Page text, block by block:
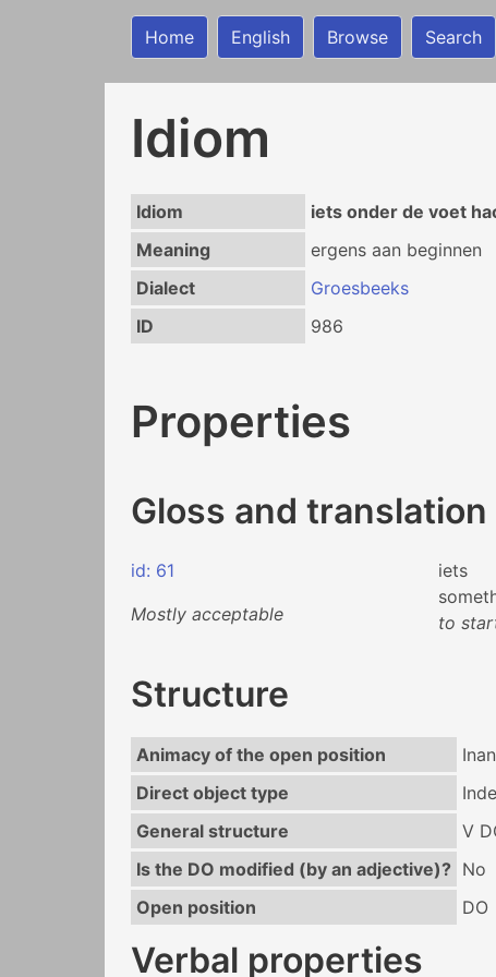
Home English Browse Search
Idiom
Idiom
iets onder de voet
Meaning
ergens aan beginnen
Dialect
Groesbeeks
ID
986
Properties
Gloss and translation
id: 61
Mostly acceptable
iets
to
Structure
Animacy of the open position
Direct object type
General structure
V
Is the DO modified (by an adjective)? No
Open position
DO
Verbal properties